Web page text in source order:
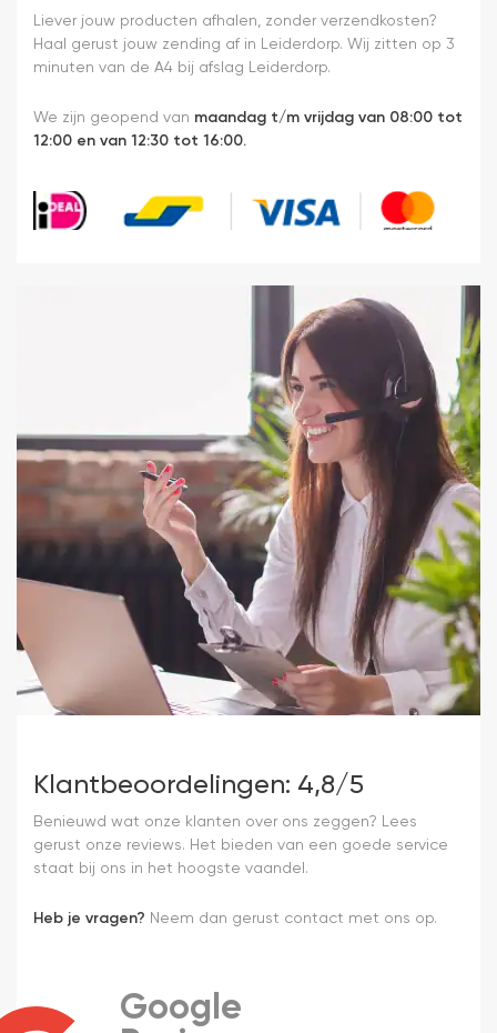
Liever jouw producten afhalen, zonder verzendkosten?
Haal gerust jouw zending af in Leiderdorp. Wij zitten op 3
minuten van de A4 bij afslag Leiderdorp.
We zijn geopend van maandag t/m vrijdag van 08:00 tot
12:00 en van 12:30 tot 16:00.
Klantbeoordelingen: 4,8/5
Benieuwd wat onze klanten over ons zeggen? Lees
gerust onze reviews. Het bieden van een goede service
staat bij ons in het hoogste vaandel.
Heb je vragen? Neem dan gerust contact met ons op.
Google